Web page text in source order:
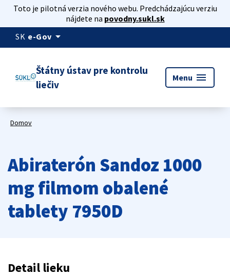
Toto je pilotná verzia nového webu. Predchádzajúcu verziu
nájdete na povodny.sukl.sk
SK e-Gov arrow_drop_down
Štátny ústav pre kontrolu
liečiv
Menu menu
Domov
Abiraterón Sandoz 1000
mg filmom obalené
tablety 7950D
Detail lieku